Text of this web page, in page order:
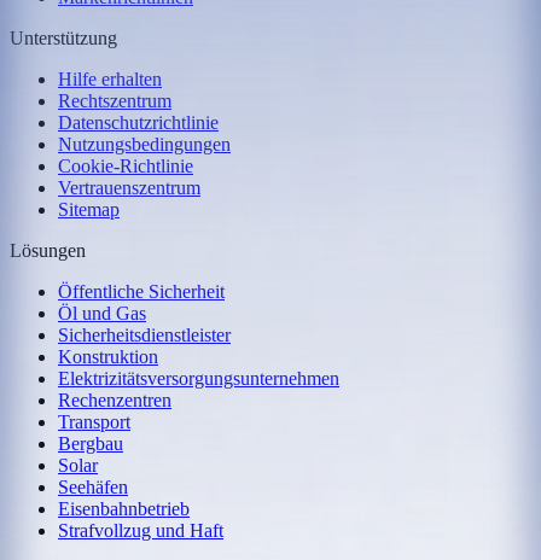
Unterstützung
Hilfe erhalten
Rechtszentrum
Datenschutzrichtlinie
Nutzungsbedingungen
Cookie-Richtlinie
Vertrauenszentrum
Sitemap
Lösungen
Öffentliche Sicherheit
Öl und Gas
Sicherheitsdienstleister
Konstruktion
Elektrizitätsversorgungsunternehmen
Rechenzentren
Transport
Bergbau
Solar
Seehäfen
Eisenbahnbetrieb
Strafvollzug und Haft